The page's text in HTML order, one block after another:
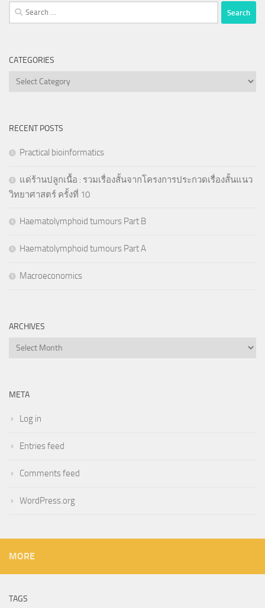
Search
for:
CATEGORIES
Categories
RECENT POSTS
Practical bioinformatics
แด่ร้านปลูกเนื้อ : รวมเรื่องสั้นจากโครงการประกวดเรื่องสั้นแนว
วิทยาศาสตร์ ครั้งที่ 10
Haematolymphoid tumours Part B
Haematolymphoid tumours Part A
Macroeconomics
ARCHIVES
Archives
META
Log in
Entries feed
Comments feed
WordPress.org
MORE
TAGS